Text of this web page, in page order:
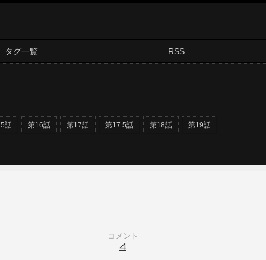
タグ一覧 RSS
話 第16話 第17話 第17.5話 第18話 第19話
コメント
4